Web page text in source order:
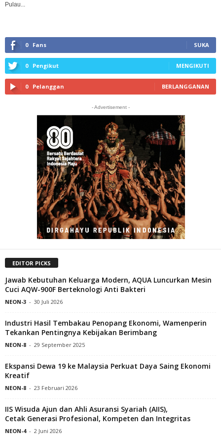
Pulau...
0 Fans SUKA
0 Pengikut MENGIKUTI
0 Pelanggan BERLANGGANAN
- Advertisement -
EDITOR PICKS
Jawab Kebutuhan Keluarga Modern, AQUA Luncurkan Mesin
Cuci AQW-900F Berteknologi Anti Bakteri
NEON-3 - 30 Juli 2026
Industri Hasil Tembakau Penopang Ekonomi, Wamenperin
Tekankan Pentingnya Kebijakan Berimbang
NEON-8 - 29 September 2025
Ekspansi Dewa 19 ke Malaysia Perkuat Daya Saing Ekonomi
Kreatif
NEON-8 - 23 Februari 2026
IIS Wisuda Ajun dan Ahli Asuransi Syariah (AIIS),
Cetak Generasi Profesional, Kompeten dan Integritas
NEON-4 - 2 Juni 2026